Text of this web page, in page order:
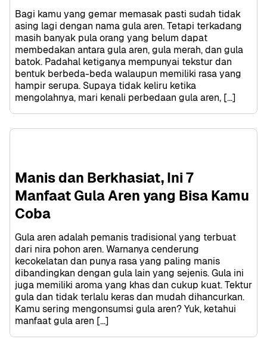
Bagi kamu yang gemar memasak pasti sudah tidak
asing lagi dengan nama gula aren. Tetapi terkadang
masih banyak pula orang yang belum dapat
membedakan antara gula aren, gula merah, dan gula
batok. Padahal ketiganya mempunyai tekstur dan
bentuk berbeda-beda walaupun memiliki rasa yang
hampir serupa. Supaya tidak keliru ketika
mengolahnya, mari kenali perbedaan gula aren, […]
Manis dan Berkhasiat, Ini 7
Manfaat Gula Aren yang Bisa Kamu
Coba
Gula aren adalah pemanis tradisional yang terbuat
dari nira pohon aren. Warnanya cenderung
kecokelatan dan punya rasa yang paling manis
dibandingkan dengan gula lain yang sejenis. Gula ini
juga memiliki aroma yang khas dan cukup kuat. Tektur
gula dan tidak terlalu keras dan mudah dihancurkan.
Kamu sering mengonsumsi gula aren? Yuk, ketahui
manfaat gula aren […]